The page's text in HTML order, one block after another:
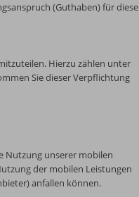
(Guthaben) für diese
Hierzu zählen unter
Sie dieser Verpflichtung
Nutzung unserer mobilen
der mobilen Leistungen
anfallen können.